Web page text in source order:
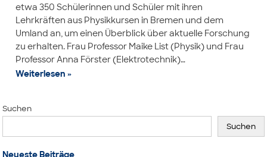
etwa 350 Schülerinnen und Schüler mit ihren
Lehrkräften aus Physikkursen in Bremen und dem
Umland an, um einen Überblick über aktuelle Forschung
zu erhalten. Frau Professor Maike List (Physik) und Frau
Professor Anna Förster (Elektrotechnik)…
Weiterlesen »
Suchen
Suchen
Neueste Beiträge